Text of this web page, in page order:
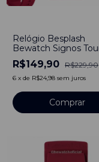
Relógio Besplash
Bewatch Signos
R$149,90 R$229,90
6 x de R$24,98 sem juros